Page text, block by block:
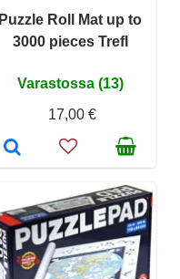
Puzzle Roll Mat up to
3000 pieces Trefl
Varastossa (13)
17,00 €